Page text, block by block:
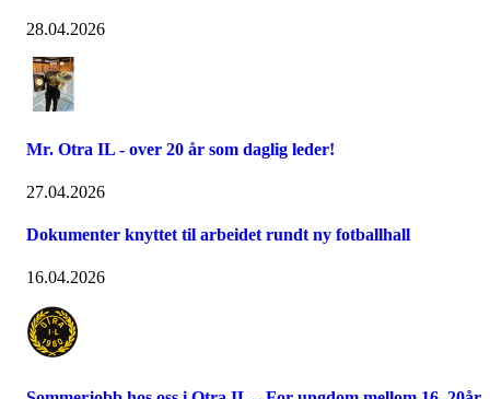
28.04.2026
Mr. Otra IL - over 20 år som daglig leder!
27.04.2026
Dokumenter knyttet til arbeidet rundt ny fotballhall
16.04.2026